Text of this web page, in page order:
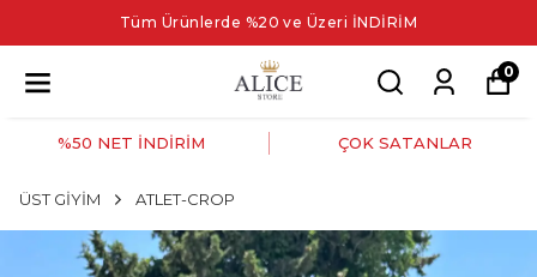
Tüm Ürünlerde %20 ve Üzeri İNDİRİM
0
%50 NET İNDİRİM ÇOK SATANLAR
ÜST GİYİM ATLET-CROP